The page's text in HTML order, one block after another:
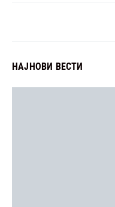
НАЈНОВИ ВЕСТИ